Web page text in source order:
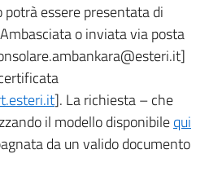
essere presentata di
o inviata via posta
]. La richiesta – che
il modello disponibilequi
da un valido documento